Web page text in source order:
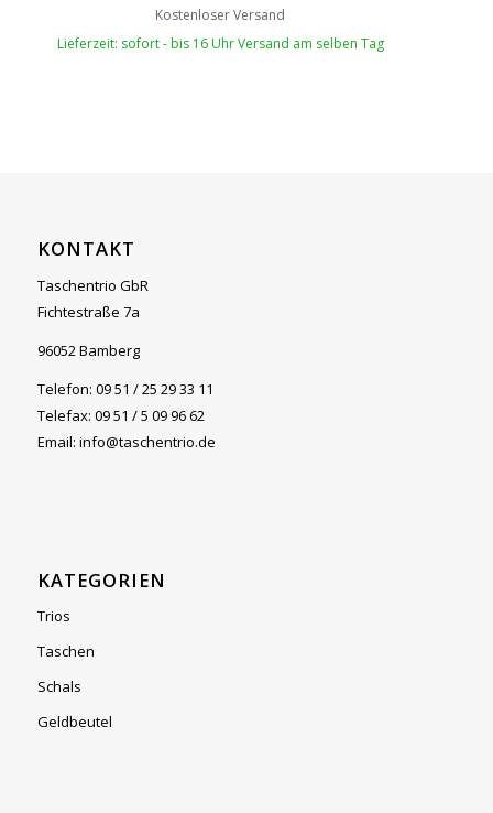
Kostenloser Versand
Lieferzeit: sofort - bis 16 Uhr Versand am selben Tag
KONTAKT
Taschentrio GbR
Fichtestraße 7a
96052 Bamberg
Telefon: 09 51 / 25 29 33 11
Telefax: 09 51 / 5 09 96 62
Email: info@taschentrio.de
KATEGORIEN
Trios
Taschen
Schals
Geldbeutel